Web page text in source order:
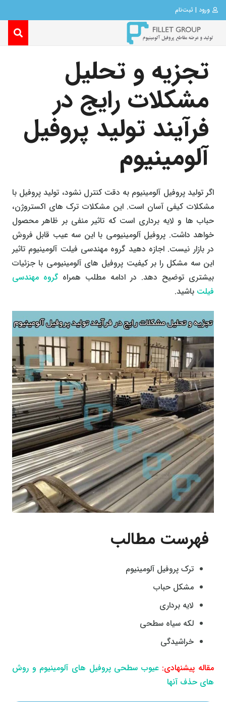
ورود | ثبت‌نام
تجزیه و تحلیل
مشکلات رایج در
فرآیند تولید پروفیل
آلومینیوم
اگر تولید پروفیل آلومینیوم به دقت کنترل نشود، تولید پروفیل با
مشکلات کیفی آسان است. این مشکلات ترک های اکستروژن،
حباب ها و لایه برداری است که تاثیر منفی بر ظاهر محصول
خواهد داشت. پروفیل آلومینیومی با این سه عیب قابل فروش
در بازار نیست. اجازه دهید گروه مهندسی فیلت آلومینیوم تاثیر
این سه مشکل را بر کیفیت پروفیل های آلومینیومی با جزئیات
بیشتری توضیح دهد. در ادامه مطلب همراه گروه مهندسی
فیلت باشید.
فهرست مطالب
ترک پروفیل آلومینیوم
مشکل حباب
لایه برداری
لکه سیاه سطحی
خراشیدگی
مقاله پیشنهادی: عیوب سطحی پروفیل های آلومینیوم و روش
های حذف آنها